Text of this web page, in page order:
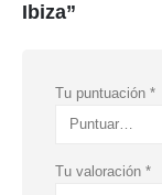
Ibiza”
Tu puntuación *
Tu valoración *